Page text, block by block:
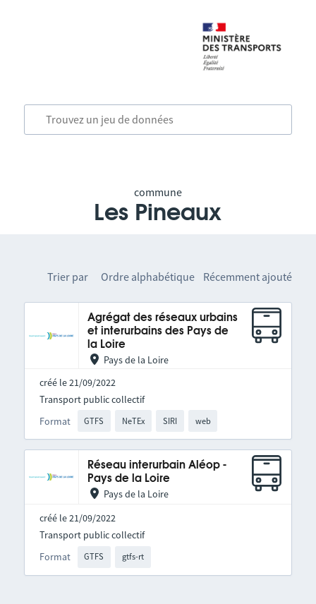
commune
Les Pineaux
Trier par Ordre alphabétique Récemment ajouté
Agrégat des réseaux urbains
et interurbains des Pays de
la Loire
Pays de la Loire
créé le 21/09/2022
Format GTFS NeTEx SIRI web
Transport public collectif
Réseau interurbain Aléop -
Pays de la Loire
Pays de la Loire
créé le 21/09/2022
Format GTFS gtfs-rt
Transport public collectif